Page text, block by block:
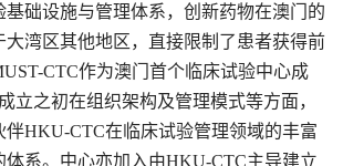
基础设施与管理体系，创新药物在澳门的
大湾区其他地区，直接限制了患者获得前
CTC作为澳门首个临床试验中心成
立之初在组织架构及管理模式等方面，
伴HKU-CTC在临床试验管理领域的丰富
体系。中心亦加入由HKU-CTC主导建立